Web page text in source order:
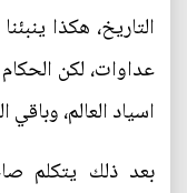
التاريخ، هكذا
عداوات، لكن
اسياد العالم،
بعد ذلك يتكلم